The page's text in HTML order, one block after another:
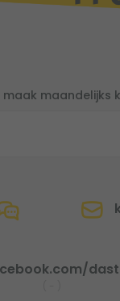
maak